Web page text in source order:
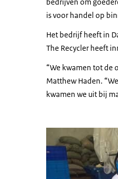
is voor handel op
Het bedrijf heeft in
The Recycler heeft
“We kwamen tot de
Matthew Haden.
kwamen we uit bij